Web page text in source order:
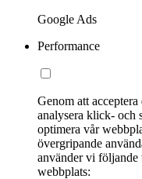
Google Ads
Performance
Genom att
analysera klick- och
optimera vår
övergripande
använder vi följande
webbplats: